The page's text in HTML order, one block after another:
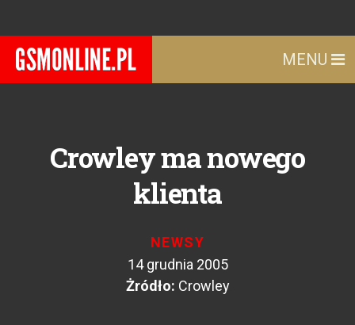
MENU
Crowley ma nowego
klienta
NEWSY
14 grudnia 2005
Żródło: Crowley